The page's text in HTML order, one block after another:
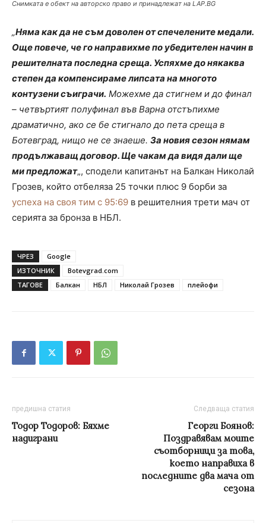
Снимката е обект на авторско право и принадлежат на LAP.BG
„Няма как да не съм доволен от спечелените медали.
Още повече, че го направихме по убедителен начин в
решителната последна среща. Успяхме до някаква
степен да компенсираме липсата на многото
контузени съиграчи. Можехме да стигнем и до финал
– четвъртият полуфинал във Варна отстъпихме
драматично, ако се бе стигнало до пета среща в
Ботевград, нищо не се знаеше. За новия сезон нямам
продължаващ договор. Ще чакам да видя дали ще
ми предложат„, сподели капитанът на Балкан Николай
Грозев, който отбеляза 25 точки плюс 9 борби за
успеха на своя тим с 95:69 в решителния трети мач от
серията за бронза в НБЛ.
ЧРЕЗ
Google
ИЗТОЧНИК
Botevgrad.com
ТАГОВЕ
Балкан НБЛ Николай Грозев плейофи
предишна статия
Тодор Тодоров: Бяхме
надиграни
Следваща статия
Георги Боянов:
Поздравявам моите
съотборници за това,
което направиха в
последните два мача от
сезона